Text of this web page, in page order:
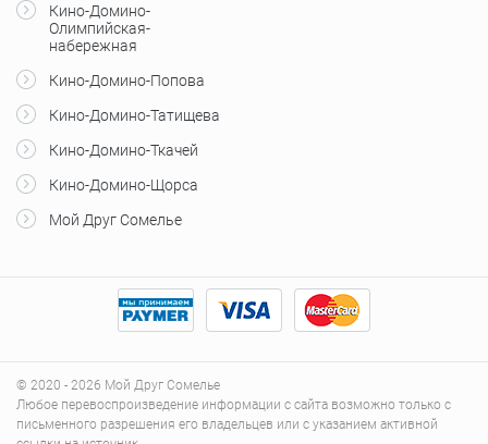
Кино-Домино-
Олимпийская-
набережная
Кино-Домино-Попова
Кино-Домино-Татищева
Кино-Домино-Ткачей
Кино-Домино-Щорса
Мой Друг Сомелье
© 2020 - 2026 Мой Друг Сомелье
Любое перевоспроизведение информации с сайта возможно только с
письменного разрешения его владельцев или с указанием активной